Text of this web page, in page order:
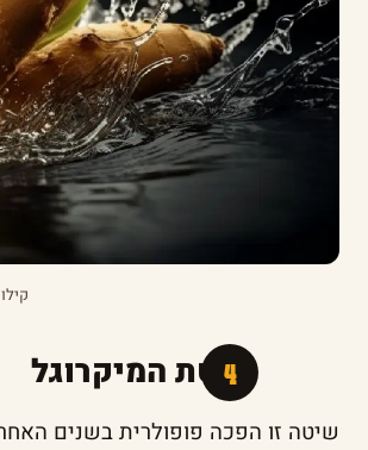
שיטת המיקרוגל
שיטה זו הפכה פופולרית בשנים